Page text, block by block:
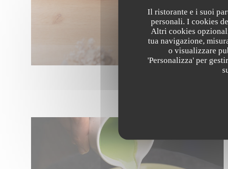
Il ristorante e i suoi
personali. I cookies
Altri cookies
tua navigazione,
o visualizzare
'Personalizza' per